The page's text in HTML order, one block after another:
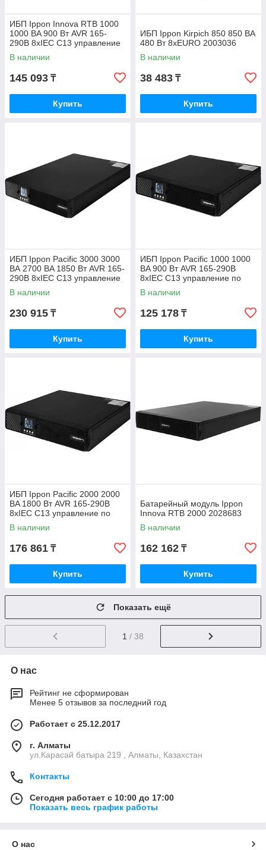
ИБП Ippon Innova RTB 1000
1000 ВA 900 Вт AVR 165-
290В 8xIEC C13 управление
по USB/COM 2028477
В наличии
145 093 ₸
Купить
ИБП Ippon Kirpich 850 850 ВA
480 Вт 8xEURO 2003036
В наличии
38 483 ₸
Купить
ИБП Ippon Pacific 3000 3000
ВА 2700 ВA 1850 Вт AVR 165-
290В 8xIEC C13 управление
по USB/COM 1976002
В наличии
230 915 ₸
Купить
ИБП Ippon Pacific 1000 1000
ВA 900 Вт AVR 165-290В
8xIEC C13 управление по
USB/COM 1974624
В наличии
125 178 ₸
Купить
ИБП Ippon Pacific 2000 2000
ВA 1800 Вт AVR 165-290В
8xIEC C13 управление по
USB/COM 1976000
В наличии
176 861 ₸
Купить
Батарейный модуль Ippon
Innova RTB 2000 2028683
В наличии
162 162 ₸
Купить
Показать ещё
1 / 38
О нас
Рейтинг не сформирован
Менее 5 отзывов за последний год
Работает с 25.12.2017
г. Алматы
ул.Карасай батыра 219 , Алматы, Казахстан
Контакты
Сегодня работает с 10:00 до 17:00
Показать весь график работы
О нас